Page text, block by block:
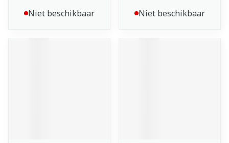
Niet beschikbaar Niet beschikbaar